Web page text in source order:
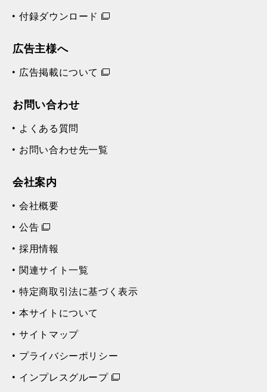
付録ダウンロード
広告主様へ
広告掲載について
お問い合わせ
よくある質問
お問い合わせ先一覧
会社案内
会社概要
公告
採用情報
関連サイト一覧
特定商取引法に基づく表示
本サイトについて
サイトマップ
プライバシーポリシー
インプレスグループ